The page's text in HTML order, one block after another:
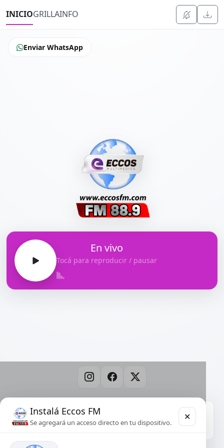
INICIOGRILLAINFO
Enviar WhatsApp
En vivo
Tocá para reproducir / pausar
PUBLICITÁ AQUÍ
Escribinos por WhatsApp para pautar en esta radio
Anterior
Instalá Eccos FM
Se agregará un acceso directo en tu dispositivo.
✕